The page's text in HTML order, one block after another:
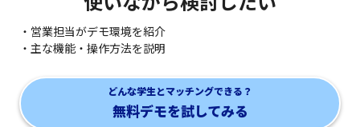
・営業担当がデモ環境を紹介
・主な機能・操作方法を説明
どんな学生とマッチングできる？
無料デモを試してみる